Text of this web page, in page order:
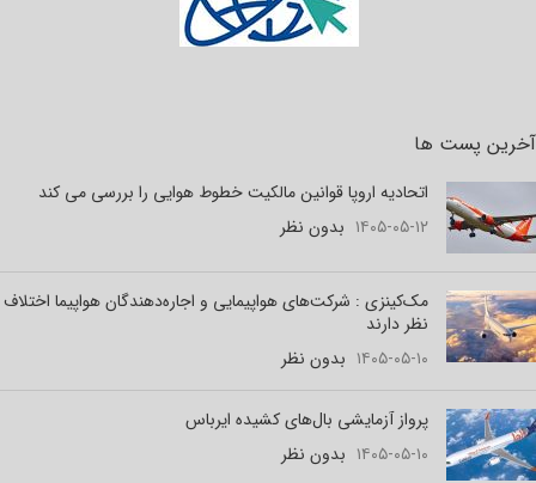
آخرین پست ها
اتحادیه اروپا قوانین مالکیت خطوط هوایی را بررسی می کند
۱۴۰۵-۰۵-۱۲ بدون نظر
مک‌کینزی : شرکت‌های هواپیمایی و اجاره‌دهندگان هواپیما اختلاف
نظر دارند
۱۴۰۵-۰۵-۱۰ بدون نظر
پرواز آزمایشی بال‌های کشیده ایرباس
۱۴۰۵-۰۵-۱۰ بدون نظر